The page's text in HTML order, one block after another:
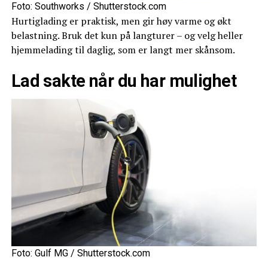
Foto: Southworks / Shutterstock.com
Hurtiglading er praktisk, men gir høy varme og økt
belastning. Bruk det kun på langturer – og velg heller
hjemmelading til daglig, som er langt mer skånsom.
Lad sakte når du har mulighet
Foto: Gulf MG / Shutterstock.com